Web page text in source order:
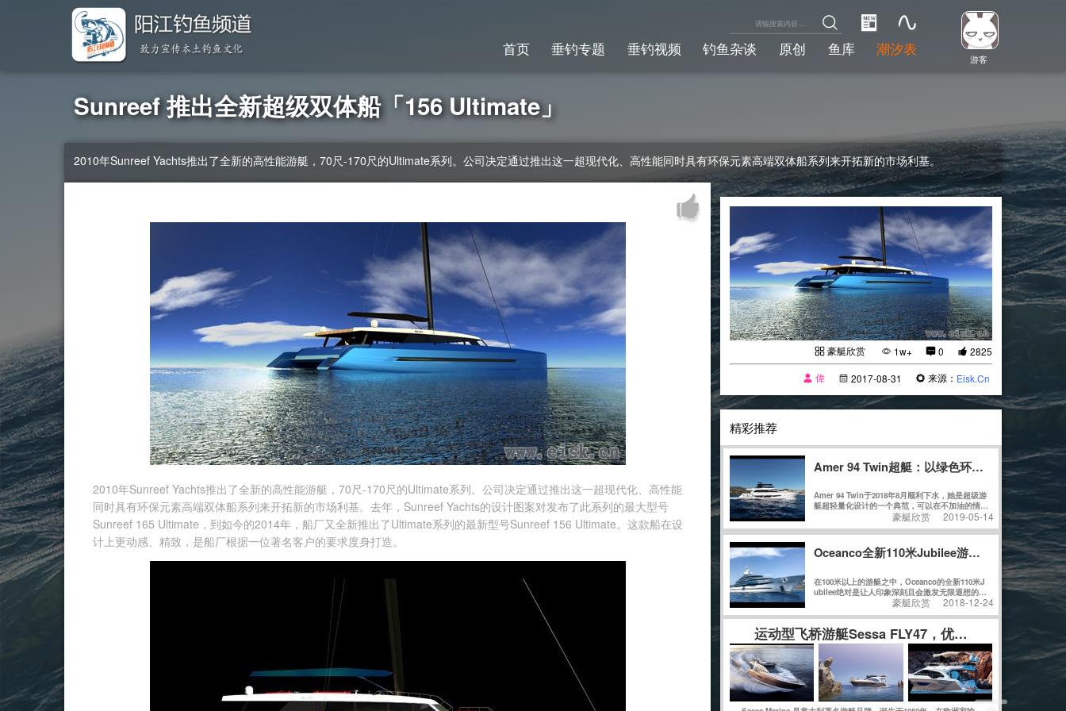
游客
首页 垂钓专题 垂钓视频 钓鱼杂谈 原创 鱼库 潮汐表
Sunreef 推出全新超级双体船「156 Ultimate」
2010年Sunreef Yachts推出了全新的高性能游艇，70尺-170尺的Ultimate系列。公司决定通过推出这一超现代化、高性能同时具有环保元素高端双体船系列来开拓新的市场利基。
2010年Sunreef Yachts推出了全新的高性能游艇，70尺-170尺的Ultimate系列。公司决定通过推出这一超现代化、高性能
同时具有环保元素高端双体船系列来开拓新的市场利基。去年，Sunreef Yachts的设计图案对发布了此系列的最大型号
Sunreef 165 Ultimate，到如今的2014年，船厂又全新推出了Ultimate系列的最新型号Sunreef 156 Ultimate。这款船在设
计上更动感、精致，是船厂根据一位著名客户的要求度身打造。
豪艇欣赏 1w+ 0
2825
偉
2017-08-31 来源： Eisk.Cn
精彩推荐
Amer 94 Twin超艇：以绿色环保理念建造的超
Amer 94 Twin于2018年8月顺利下水，她是超级游
艇超轻量化设计的一个典范，可以在不加油的情况
下轻松实现巡游整个意大利。不久之后的热那亚船
展，Amer 94 Twin获得了Rina绿色环保认证，更
让人震撼的是，Amer 94 Twin获得了同级别船艇
史上史无前例的最高分：147分，再次证明了Perm
are船厂在绿色环保领域的不懈追求和卓越成就。
豪艇欣赏 2019-05-14
Oceanco全新110米Jubilee游艇和她背后的故事
在100米以上的游艇之中，Oceanco的全新110米J
ubilee绝对是让人印象深刻且会激发无限遐想的作
品。无论从哪个角度观察，她的外观线条都充满了
迷惑性，对其起始和结束位置好奇不已。
豪艇欣赏 2018-12-24
运动型飞桥游艇Sessa FLY47，优雅的海上西装暴徒